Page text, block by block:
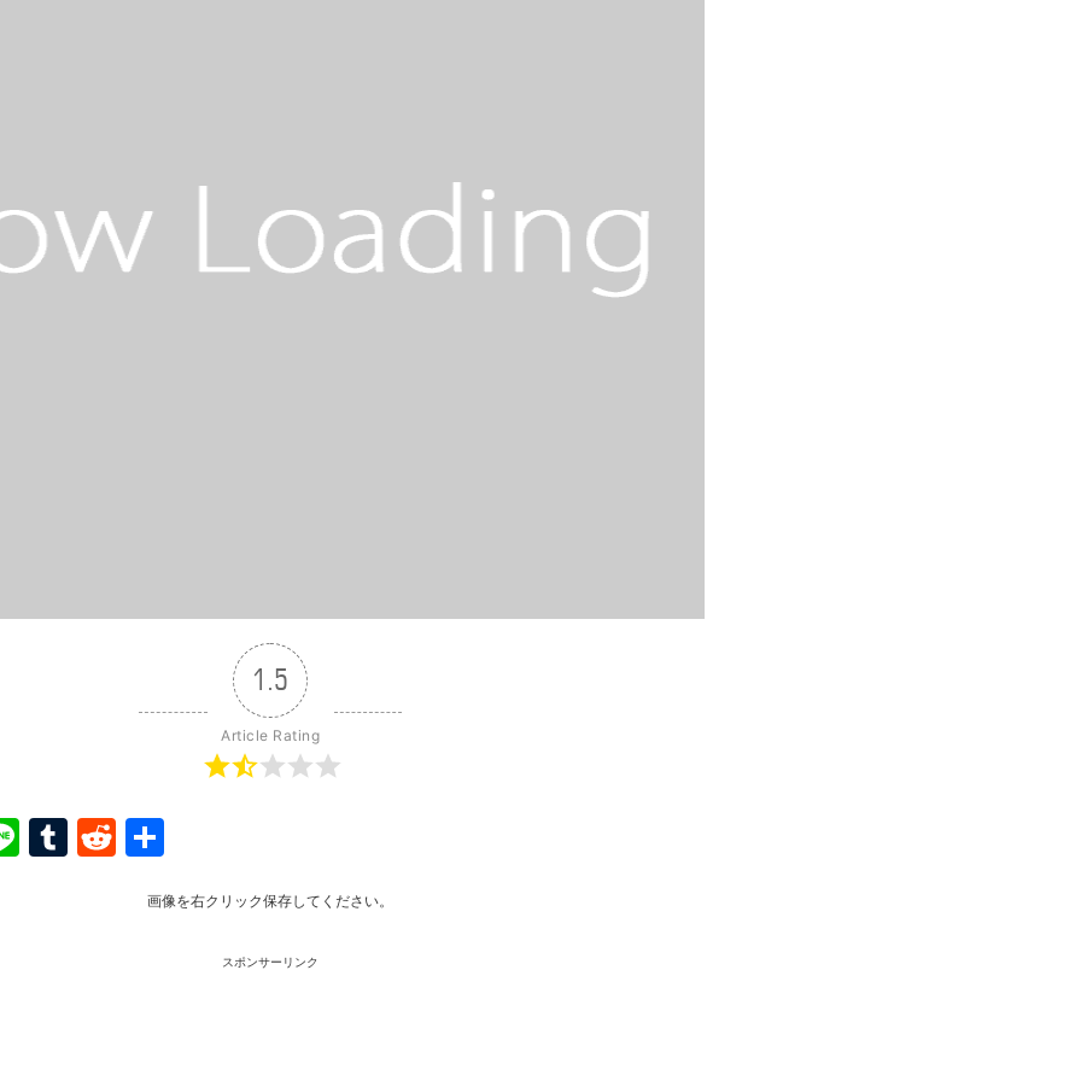
1.5
Article Rating
LineTumblr
Reddit
画像を右クリック保存してください。
スポンサーリンク